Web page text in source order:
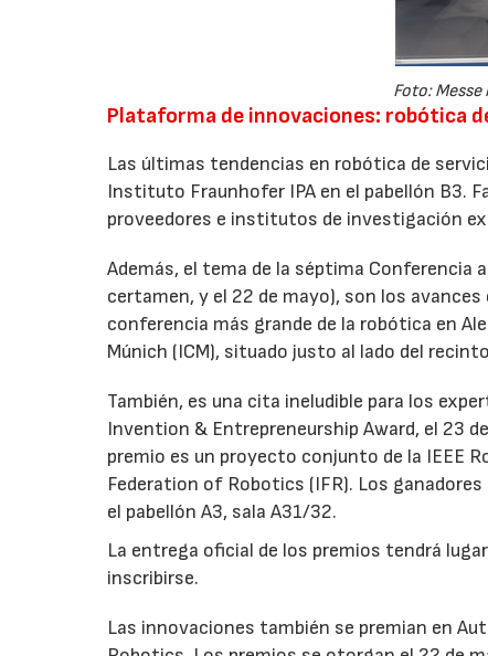
Foto:
Plataforma de innovaciones: robótica
Las últimas tendencias en robótica de
Instituto Fraunhofer IPA en el pabellón B3.
proveedores e institutos de investigación
Además, el tema de la séptima Conferencia
certamen, y el 22 de mayo), son los
conferencia más grande de la robótica en
Múnich (ICM), situado justo al lado del
También, es una cita ineludible para los
Invention & Entrepreneurship Award, el 23
premio es un proyecto conjunto de la IEEE
Federation of Robotics (IFR). Los
el pabellón A3, sala A31/32.
La entrega oficial de los premios tendrá
inscribirse.
Las innovaciones también se premian en